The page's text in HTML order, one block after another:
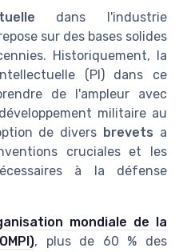
dans l'industrie
sur des bases solides
Historiquement, la
(PI) dans ce
de l'ampleur avec
militaire au
de divers brevets a
cruciales et les
à la défense
mondiale de la
, plus de 60 % des